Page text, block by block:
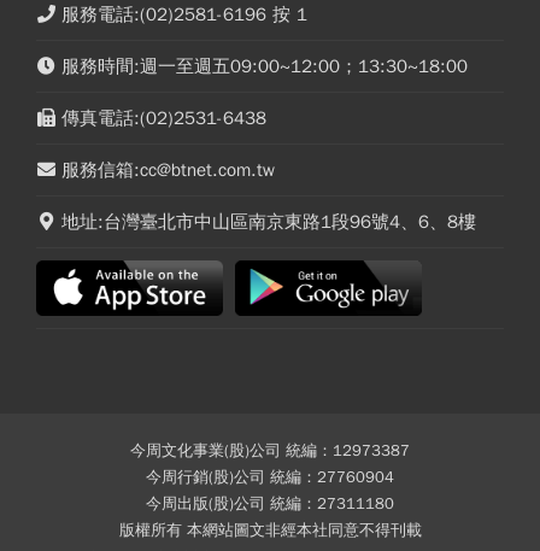
服務電話:(02)2581-6196 按 1
服務時間:週一至週五09:00~12:00；13:30~18:00
傳真電話:(02)2531-6438
服務信箱:cc@btnet.com.tw
地址:台灣臺北市中山區南京東路1段96號4、6、8樓
今周文化事業(股)公司 統編：12973387
今周行銷(股)公司 統編：27760904
今周出版(股)公司 統編：27311180
版權所有 本網站圖文非經本社同意不得刊載